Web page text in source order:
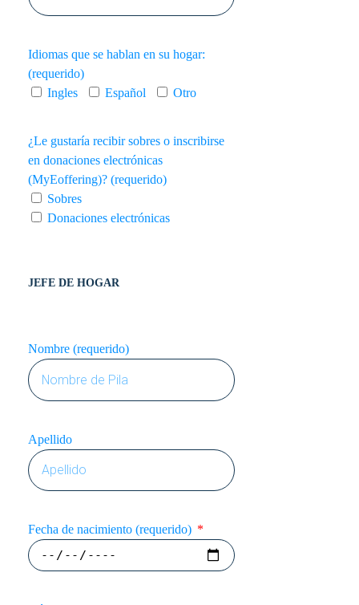
Idiomas que se hablan en su hogar:
(requerido)
Ingles
Español Otro
¿Le gustaría recibir sobres o inscribirse
en donaciones electrónicas
(MyEoffering)? (requerido)
Sobres
Donaciones electrónicas
JEFE DE HOGAR
Nombre (requerido)
Apellido
Fecha de nacimiento (requerido)